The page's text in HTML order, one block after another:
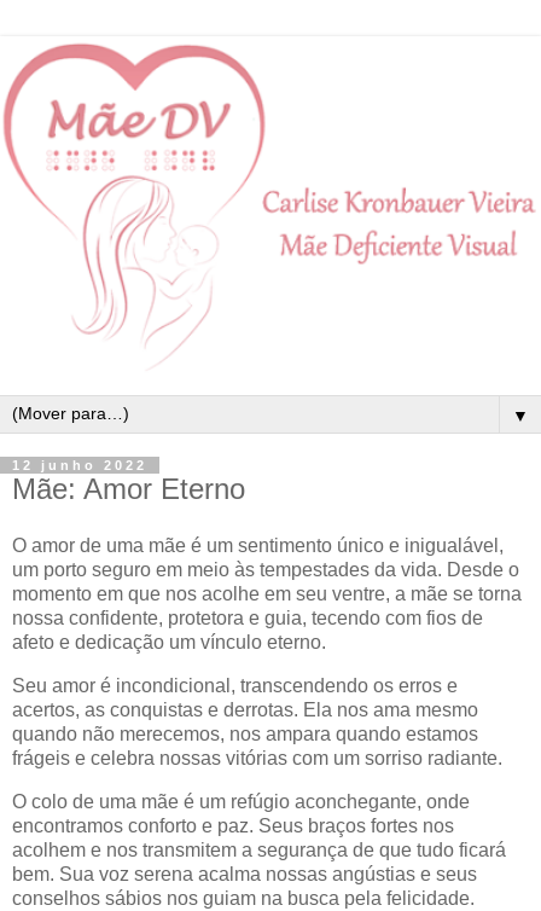
▼
12 junho 2022
Mãe: Amor Eterno
O amor de uma mãe é um sentimento único e inigualável,
um porto seguro em meio às tempestades da vida. Desde o
momento em que nos acolhe em seu ventre, a mãe se torna
nossa confidente, protetora e guia, tecendo com fios de
afeto e dedicação um vínculo eterno.
Seu amor é incondicional, transcendendo os erros e
acertos, as conquistas e derrotas. Ela nos ama mesmo
quando não merecemos, nos ampara quando estamos
frágeis e celebra nossas vitórias com um sorriso radiante.
O colo de uma mãe é um refúgio aconchegante, onde
encontramos conforto e paz. Seus braços fortes nos
acolhem e nos transmitem a segurança de que tudo ficará
bem. Sua voz serena acalma nossas angústias e seus
conselhos sábios nos guiam na busca pela felicidade.